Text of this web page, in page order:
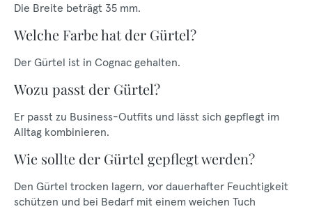
Die Breite beträgt 35 mm.
Welche Farbe hat der Gürtel?
Der Gürtel ist in Cognac gehalten.
Wozu passt der Gürtel?
Er passt zu Business-Outfits und lässt sich gepflegt im
Alltag kombinieren.
Wie sollte der Gürtel gepflegt werden?
Den Gürtel trocken lagern, vor dauerhafter Feuchtigkeit
schützen und bei Bedarf mit einem weichen Tuch